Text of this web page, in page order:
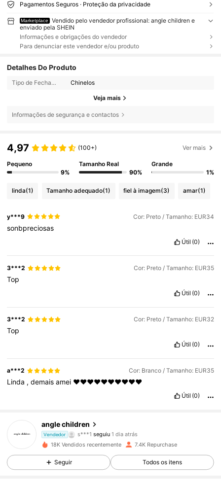
Pagamentos Seguros · Proteção da privacidade
Marketplace
Vendido pelo vendedor profissional: angle children e
enviado pela SHEIN
Informações e obrigações do vendedor
Para denunciar este vendedor e/ou produto
Detalhes Do Produto
Tipo de Fechamento: Chinelos
Veja mais
Informações de segurança e contactos
4,97 (100+) Ver mais
Pequeno
9%
Tamanho Real
90%
Grande
1%
linda(1) Tamanho adequado(1) fiel à imagem(3) amar(1)
y***9 Cor: Preto / Tamanho: EUR34
sonbpreciosas
Útil (0)
3***2 Cor: Preto / Tamanho: EUR35
Top
Útil (0)
3***2 Cor: Preto / Tamanho: EUR32
Top
Útil (0)
a***2 Cor: Branco / Tamanho: EUR35
Linda ,demaisamei ❤️❤️❤️❤️❤️❤️❤️❤️❤️❤️
Útil (0)
angle children
Vendedor
s***1 seguiu
a***a está a navegar
4,90
2.8K Seguidores
18K Vendidos recentemente 7.4K Repurchase
Seguir Todos os itens